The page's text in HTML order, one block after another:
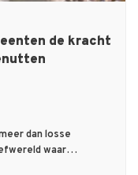
de kracht
dan losse
waar…